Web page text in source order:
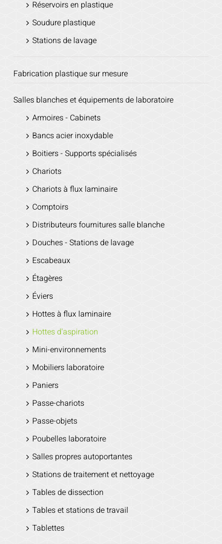
Réservoirs en plastique
Soudure plastique
Stations de lavage
Fabrication plastique sur mesure
Salles blanches et équipements de laboratoire
Armoires - Cabinets
Bancs acier inoxydable
Boitiers - Supports spécialisés
Chariots
Chariots à flux laminaire
Comptoirs
Distributeurs fournitures salle blanche
Douches - Stations de lavage
Escabeaux
Étagères
Éviers
Hottes à flux laminaire
Hottes d'aspiration
Mini-environnements
Mobiliers laboratoire
Paniers
Passe-chariots
Passe-objets
Poubelles laboratoire
Salles propres autoportantes
Stations de traitement et nettoyage
Tables de dissection
Tables et stations de travail
Tablettes